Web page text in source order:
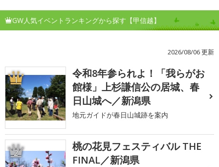
GW人気イベントランキングから探す【甲信越】
2026/08/06 更新
1
令和8年参られよ！「我らがお
館様」上杉謙信公の居城、春
日山城へ／新潟県
地元ガイドが春日山城跡を案内
2
桃の花見フェスティバル THE
FINAL／新潟県